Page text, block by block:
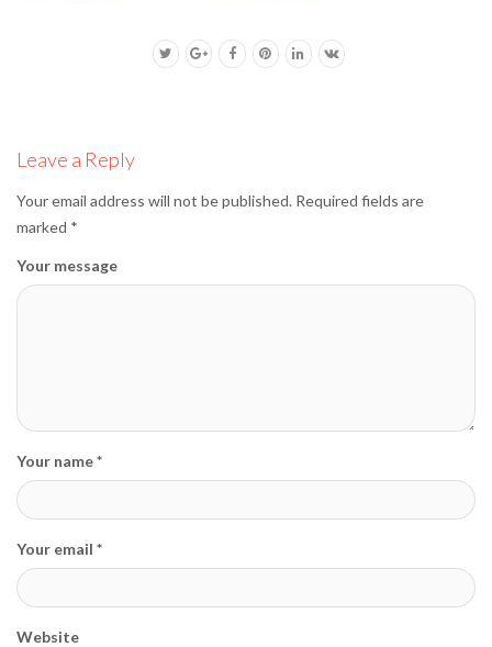
Leave a Reply
Your email address will not be published. Required fields are
marked *
Your message
Your name *
Your email *
Website